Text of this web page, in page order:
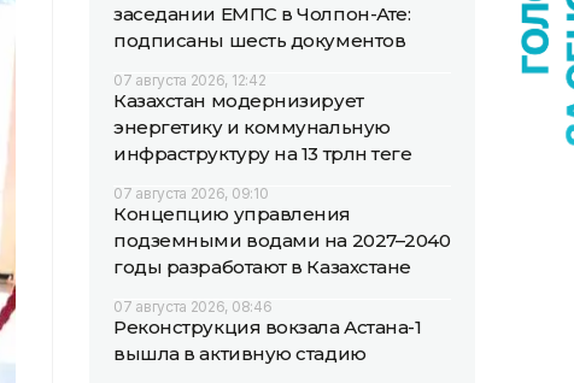
заседании ЕМПС в Чолпон-Ате:
подписаны шесть документов
07 августа 2026, 12:42
Казахстан модернизирует
энергетику и коммунальную
инфраструктуру на 13 трлн теңге
07 августа 2026, 09:10
Концепцию управления
подземными водами на 2027–2040
годы разработают в Казахстане
07 августа 2026, 08:46
Реконструкция вокзала Астана-1
вышла в активную стадию